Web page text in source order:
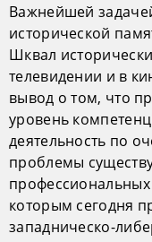
Важнейшей
исторической
Шквал
телевидении и в
вывод о том, что
уровень
деятельность по
проблемы
профессиональных
которым сегодня
западническо-